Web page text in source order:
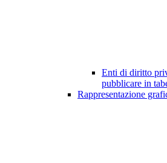
Enti di diritto
pubblicare in
Rappresentazione